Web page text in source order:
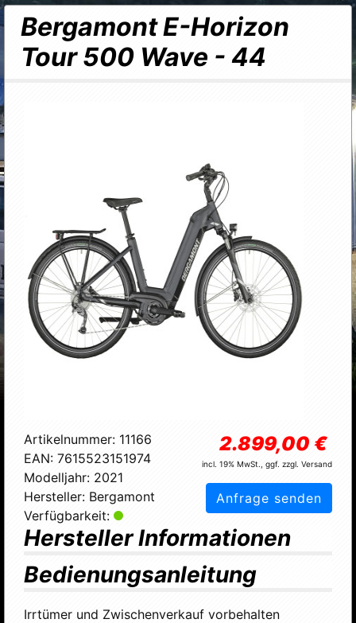
Bergamont E-Horizon
Tour 500 Wave - 44
Artikelnummer: 11166
EAN: 7615523151974
Modelljahr: 2021
Hersteller: Bergamont
Verfügbarkeit:
2.899,00 €
incl. 19% MwSt., ggf. zzgl. Versand
Anfrage senden
Hersteller Informationen
Bedienungsanleitung
Irrtümer und Zwischenverkauf vorbehalten